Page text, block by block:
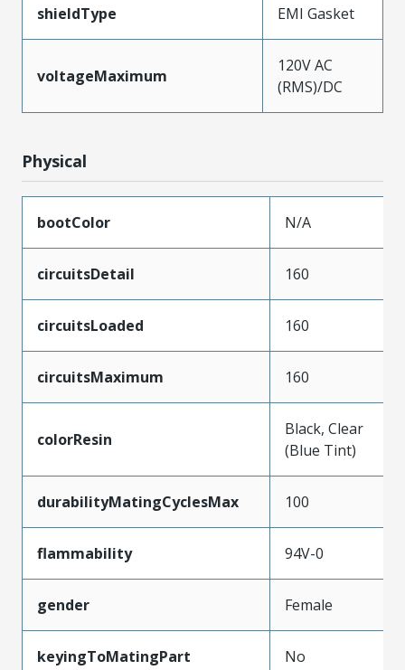
shieldType EMI Gasket
voltageMaximum
120V AC
(RMS)/DC
Physical
bootColor N/A
circuitsDetail 160
circuitsLoaded 160
circuitsMaximum 160
colorResin
Black, Clear
(Blue Tint)
durabilityMatingCyclesMax 100
flammability 94V-0
gender Female
keyingToMatingPart No